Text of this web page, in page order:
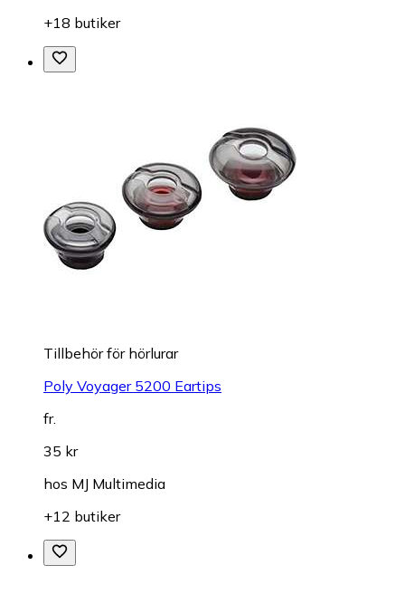
+18 butiker
Tillbehör för hörlurar
Poly Voyager 5200 Eartips
fr.
35 kr
hos MJ Multimedia
+12 butiker